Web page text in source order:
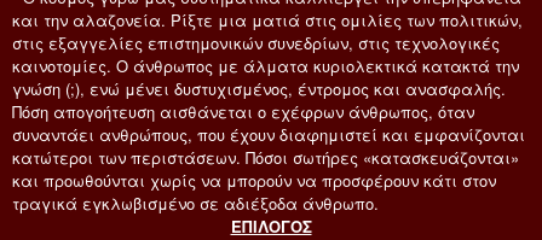
και την αλαζονεία. Ρίξτε μια ματιά στις ομιλίες των πολιτικών,
στις εξαγγελίες επιστημονικών συνεδρίων, στις τεχνολογικές
καινοτομίες. Ο άνθρωπος με άλματα κυριολεκτικά κατακτά την
γνώση (;), ενώ μένει δυστυχισμένος, έντρομος και ανασφαλής.
Πόση απογοήτευση αισθάνεται ο εχέφρων άνθρωπος, όταν
συναντάει ανθρώπους, που έχουν διαφημιστεί και εμφανίζονται
κατώτεροι των περιστάσεων. Πόσοι σωτήρες «κατασκευάζονται»
και προωθούνται χωρίς να μπορούν να προσφέρουν κάτι στον
τραγικά εγκλωβισμένο σε αδιέξοδα άνθρωπο.
ΕΠΙΛΟΓΟΣ